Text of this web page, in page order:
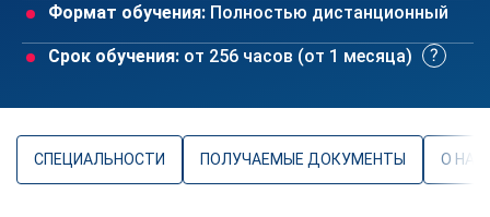
Формат обучения: Полностью дистанционный
Срок обучения: от 256 часов (от 1 месяца)
СПЕЦИАЛЬНОСТИ ПОЛУЧАЕМЫЕ ДОКУМЕНТЫ О